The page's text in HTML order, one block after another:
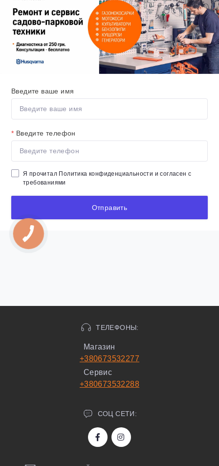
Введите ваше имя
* Введите телефон
Я прочитал Политика конфиденциальности и согласен с
требованиями
Отправить
ТЕЛЕФОНЫ:
Магазин
+380673532277
Сервис
+380673532288
СОЦ СЕТИ: